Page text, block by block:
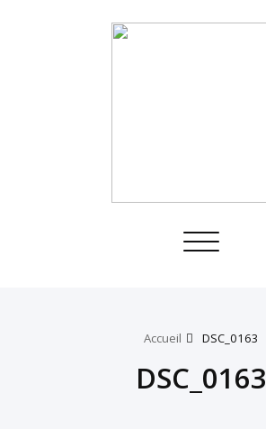
Toggle
Accueil DSC_0163
DSC_0163